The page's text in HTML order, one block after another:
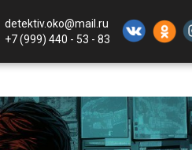
detektiv.oko@mail.ru
+7 (999) 440 - 53 - 83